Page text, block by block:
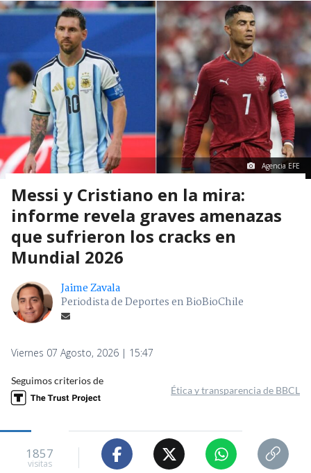
Agencia EFE
Messi y Cristiano en la mira:
informe revela graves amenazas
que sufrieron los cracks en
Mundial 2026
Jaime Zavala
Periodista de Deportes en BioBioChile
Viernes 07 Agosto, 2026 | 15:47
Seguimos criterios de
Ética y transparencia de BBCL
1857
visitas